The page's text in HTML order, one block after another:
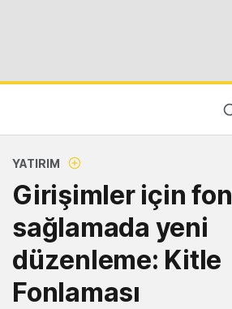
YATIRIM
Girişimler için fon
sağlamada yeni
düzenleme: Kitle
Fonlaması